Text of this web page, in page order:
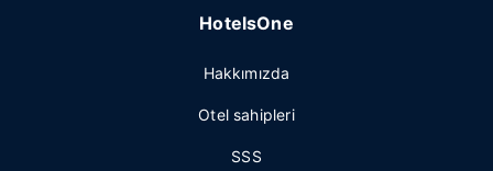
HotelsOne
Hakkımızda
Otel sahipleri
SSS